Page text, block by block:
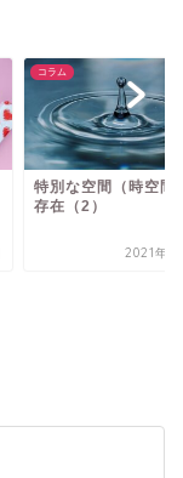
コラム
特別な空間（時空間
存在（2）
2021年2